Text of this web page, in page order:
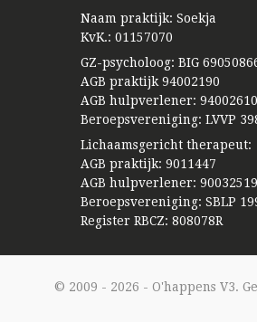
Naam praktijk: Soekja
KvK.: 01157070
GZ-psycholoog: BIG
AGB praktijk 94002190
AGB hulpverlener: 94002610
Beroepsvereniging: LVVP
Lichaamsgericht therapeut:
AGB praktijk: 9011447
AGB hulpverlener: 90032519
Beroepsvereniging: SBLP
Register RBCZ: 808078R
© 2009 - 2026 - O'happens V3.